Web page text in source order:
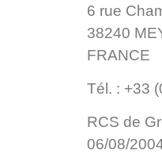
6 rue
38240
FRANCE
Tél. : +33
RCS de
06/08/